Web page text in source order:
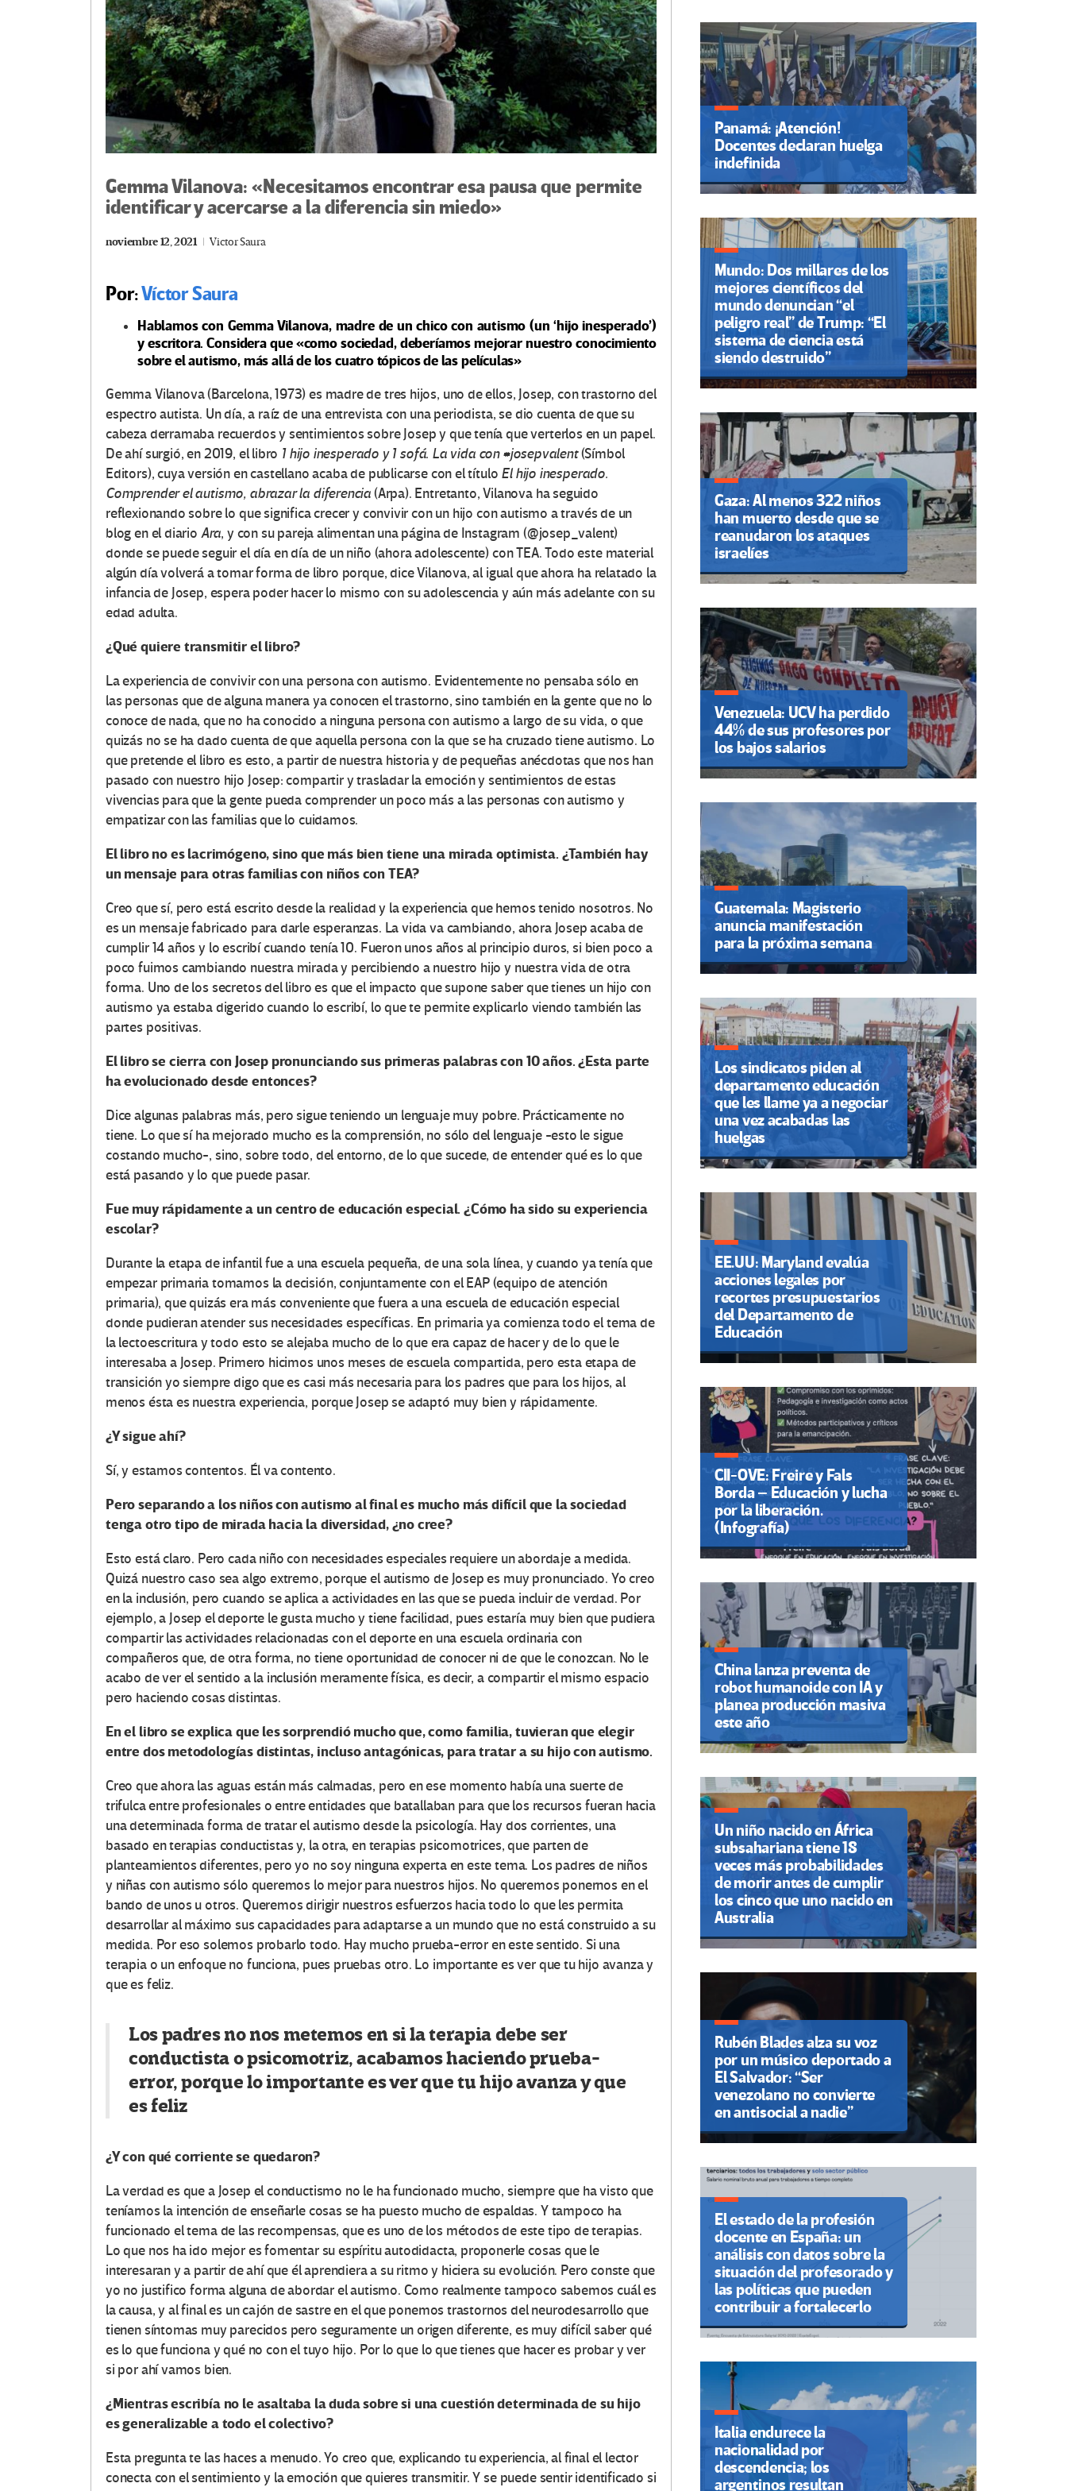
Gemma Vilanova: «Necesitamos encontrar esa pausa que permite
identificar y acercarse a la diferencia sin miedo»
noviembre 12, 2021 Victor Saura
Por:Víctor Saura
Hablamos con Gemma Vilanova, madre de un chico con autismo (un ‘hijo inesperado’)
y escritora. Considera que «como sociedad, deberíamos mejorar nuestro conocimiento
sobre el autismo, más allá de los cuatro tópicos de las películas»
Gemma Vilanova (Barcelona, ​​1973) es madre de tres hijos, uno de ellos, Josep, con trastorno del
espectro autista. Un día, a raíz de una entrevista con una periodista, se dio cuenta de que su
cabeza derramaba recuerdos y sentimientos sobre Josep y que tenía que verterlos en un papel.
De ahí surgió, en 2019, el libro 1 hijo inesperado y 1 sofá. La vida con #josepvalent(Símbol
Editors), cuya versión en castellano acaba de publicarse con el título El hijo inesperado.
Comprender el autismo, abrazar la diferencia(Arpa). Entretanto, Vilanova ha seguido
reflexionando sobre lo que significa crecer y convivir con un hijo con autismo a través de un
blog en el diario Ara, y con su pareja alimentan una página de Instagram (@josep_valent)
donde se puede seguir el día en día de un niño (ahora adolescente) con TEA. Todo este material
algún día volverá a tomar forma de libro porque, dice Vilanova, al igual que ahora ha relatado la
infancia de Josep, espera poder hacer lo mismo con su adolescencia y aún más adelante con su
edad adulta.
¿Qué quiere transmitir el libro?
La experiencia de convivir con una persona con autismo. Evidentemente no pensaba sólo en
las personas que de alguna manera ya conocen el trastorno, sino también en la gente que no lo
conoce de nada, que no ha conocido a ninguna persona con autismo a largo de su vida, o que
quizás no se ha dado cuenta de que aquella persona con la que se ha cruzado tiene autismo. Lo
que pretende el libro es esto, a partir de nuestra historia y de pequeñas anécdotas que nos han
pasado con nuestro hijo Josep: compartir y trasladar la emoción y sentimientos de estas
vivencias para que la gente pueda comprender un poco más a las personas con autismo y
empatizar con las familias que lo cuidamos.
El libro no es lacrimógeno, sino que más bien tiene una mirada optimista. ¿También hay
un mensaje para otras familias con niños con TEA?
Creo que sí, pero está escrito desde la realidad y la experiencia que hemos tenido nosotros. No
es un mensaje fabricado para darle esperanzas. La vida va cambiando, ahora Josep acaba de
cumplir 14 años y lo escribí cuando tenía 10. Fueron unos años al principio duros, si bien poco a
poco fuimos cambiando nuestra mirada y percibiendo a nuestro hijo y nuestra vida de otra
forma. Uno de los secretos del libro es que el impacto que supone saber que tienes un hijo con
autismo ya estaba digerido cuando lo escribí, lo que te permite explicarlo viendo también las
partes positivas.
El libro se cierra con Josep pronunciando sus primeras palabras con 10 años. ¿Esta parte
ha evolucionado desde entonces?
Dice algunas palabras más, pero sigue teniendo un lenguaje muy pobre. Prácticamente no
tiene. Lo que sí ha mejorado mucho es la comprensión, no sólo del lenguaje -esto le sigue
costando mucho-, sino, sobre todo, del entorno, de lo que sucede, de entender qué es lo que
está pasando y lo que puede pasar.
Fue muy rápidamente a un centro de educación especial. ¿Cómo ha sido su experiencia
escolar?
Durante la etapa de infantil fue a una escuela pequeña, de una sola línea, y cuando ya tenía que
empezar primaria tomamos la decisión, conjuntamente con el EAP (equipo de atención
primaria), que quizás era más conveniente que fuera a una escuela de educación especial
donde pudieran atender sus necesidades específicas. En primaria ya comienza todo el tema de
la lectoescritura y todo esto se alejaba mucho de lo que era capaz de hacer y de lo que le
interesaba a Josep. Primero hicimos unos meses de escuela compartida, pero esta etapa de
transición yo siempre digo que es casi más necesaria para los padres que para los hijos, al
menos ésta es nuestra experiencia, porque Josep se adaptó muy bien y rápidamente.
¿Y sigue ahí?
Sí, y estamos contentos. Él va contento.
Pero separando a los niños con autismo al final es mucho más difícil que la sociedad
tenga otro tipo de mirada hacia la diversidad, ¿no cree?
Esto está claro. Pero cada niño con necesidades especiales requiere un abordaje a medida.
Quizá nuestro caso sea algo extremo, porque el autismo de Josep es muy pronunciado. Yo creo
en la inclusión, pero cuando se aplica a actividades en las que se pueda incluir de verdad. Por
ejemplo, a Josep el deporte le gusta mucho y tiene facilidad, pues estaría muy bien que pudiera
compartir las actividades relacionadas con el deporte en una escuela ordinaria con
compañeros que, de otra forma, no tiene oportunidad de conocer ni de que le conozcan. No le
acabo de ver el sentido a la inclusión meramente física, es decir, a compartir el mismo espacio
pero haciendo cosas distintas.
En el libro se explica que les sorprendió mucho que, como familia, tuvieran que elegir
entre dos metodologías distintas, incluso antagónicas, para tratar a su hijo con autismo.
Creo que ahora las aguas están más calmadas, pero en ese momento había una suerte de
trifulca entre profesionales o entre entidades que batallaban para que los recursos fueran hacia
una determinada forma de tratar el autismo desde la psicología. Hay dos corrientes, una
basado en terapias conductistas y, la otra, en terapias psicomotrices, que parten de
planteamientos diferentes, pero yo no soy ninguna experta en este tema. Los padres de niños
y niñas con autismo sólo queremos lo mejor para nuestros hijos. No queremos ponernos en el
bando de unos u otros. Queremos dirigir nuestros esfuerzos hacia todo lo que les permita
desarrollar al máximo sus capacidades para adaptarse a un mundo que no está construido a su
medida. Por eso solemos probarlo todo. Hay mucho prueba-error en este sentido. Si una
terapia o un enfoque no funciona, pues pruebas otro. Lo importante es ver que tu hijo avanza y
que es feliz.
Los padres no nos metemos en si la terapia debe ser
conductista o psicomotriz, acabamos haciendo prueba-
error, porque lo importante es ver que tu hijo avanza y que
es feliz
¿Y con qué corriente se quedaron?
La verdad es que a Josep el conductismo no le ha funcionado mucho, siempre que ha visto que
teníamos la intención de enseñarle cosas se ha puesto mucho de espaldas. Y tampoco ha
funcionado el tema de las recompensas, que es uno de los métodos de este tipo de terapias.
Lo que nos ha ido mejor es fomentar su espíritu autodidacta, proponerle cosas que le
interesaran y a partir de ahí que él aprendiera a su ritmo y hiciera su evolución. Pero conste que
yo no justifico forma alguna de abordar el autismo. Como realmente tampoco sabemos cuál es
la causa, y al final es un cajón de sastre en el que ponemos trastornos del neurodesarrollo que
tienen síntomas muy parecidos pero seguramente un origen diferente, es muy difícil saber qué
es lo que funciona y qué no con el tuyo hijo. Por lo que lo que tienes que hacer es probar y ver
si por ahí vamos bien.
¿Mientras escribía no le asaltaba la duda sobre si una cuestión determinada de su hijo
es generalizable a todo el colectivo?
Esta pregunta te las haces a menudo. Yo creo que, explicando tu experiencia, al final el lector
conecta con el sentimiento y la emoción que quieres transmitir. Y se puede sentir identificado si
Panamá: ¡Atención!
Docentes declaran huelga
indefinida
Mundo: Dos millares de los
mejores científicos del
mundo denuncian “el
peligro real” de Trump: “El
sistema de ciencia está
siendo destruido”
Gaza: Al menos 322 niños
han muerto desde que se
reanudaron los ataques
israelíes
Venezuela: UCV ha perdido
44% de sus profesores por
los bajos salarios
Guatemala: Magisterio
anuncia manifestación
para la próxima semana
Los sindicatos piden al
departamento educación
que les llame ya a negociar
una vez acabadas las
huelgas
EE.UU: Maryland evalúa
acciones legales por
recortes presupuestarios
del Departamento de
Educación
CII-OVE: Freire y Fals
Borda – Educación y lucha
por la liberación.
(Infografía)
China lanza preventa de
robot humanoide con IA y
planea producción masiva
este año
Un niño nacido en África
subsahariana tiene 18
veces más probabilidades
de morir antes de cumplir
los cinco que uno nacido en
Australia
Rubén Blades alza su voz
por un músico deportado a
El Salvador: “Ser
venezolano no convierte
en antisocial a nadie”
El estado de la profesión
docente en España: un
análisis con datos sobre la
situación del profesorado y
las políticas que pueden
contribuir a fortalecerlo
Italia endurece la
nacionalidad por
descendencia; los
argentinos resultan